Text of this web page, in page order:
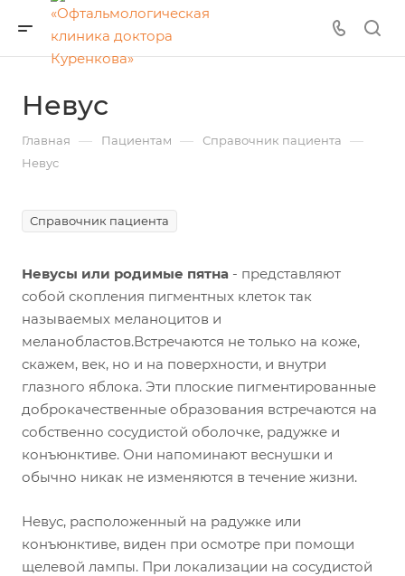
Невус
Главная — Пациентам — Справочник пациента —
Невус
Справочник пациента
Невусы или родимые пятна - представляют
собой скопления пигментных клеток так
называемых меланоцитов и
меланобластов.Встречаются не только на коже,
скажем, век, но и на поверхности, и внутри
глазного яблока. Эти плоские пигментированные
доброкачественные образования встречаются на
собственно сосудистой оболочке, радужке и
конъюнктиве. Они напоминают веснушки и
обычно никак не изменяются в течение жизни.
Невус, расположенный на радужке или
конъюнктиве, виден при осмотре при помощи
щелевой лампы. При локализации на сосудистой